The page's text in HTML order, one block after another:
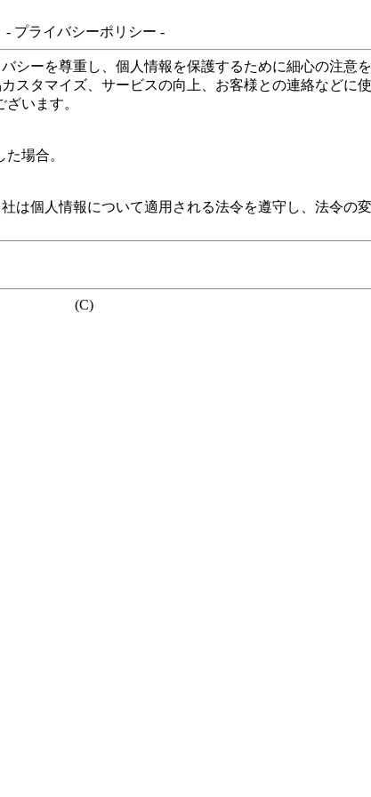
- プライバシーポリシー -
ーを尊重し、個人情報を保護するために細心の注意
スタマイズ、サービスの向上、お客様との連絡などに
います。
場合。
個人情報について適用される法令を遵守し、法令の
(C)